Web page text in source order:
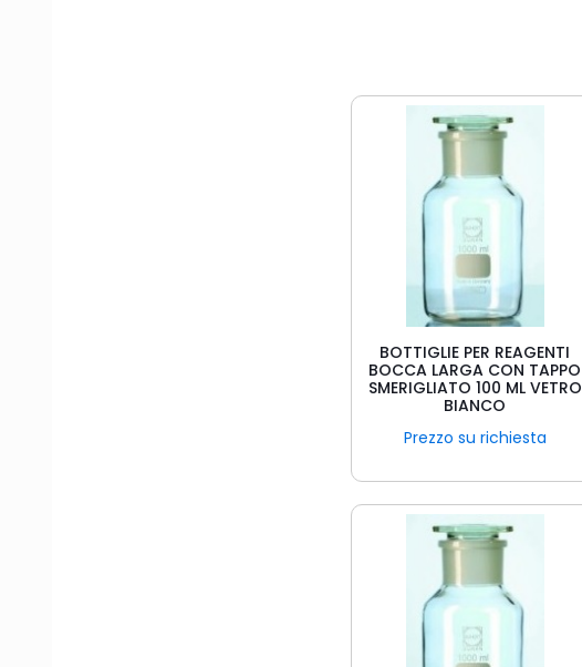
BOTTIGLIE PER REAGENTI
BOCCA LARGA CON TAPPO
SMERIGLIATO 100 ML VETRO
BIANCO
Prezzo su richiesta